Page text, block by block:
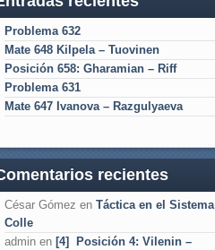
Problema 632
Mate 648 Kilpela – Tuovinen
Posición 658: Gharamian – Riff
Problema 631
Mate 647 Ivanova – Razgulyaeva
recientes
César Gómez en Táctica en el Sistema
Colle
admin en [4] Posición 4: Vilenin –